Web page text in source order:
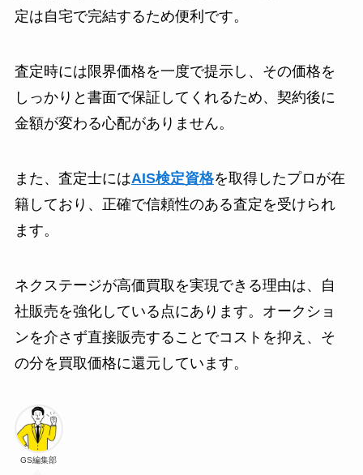
定は自宅で完結するため便利です。
査定時には限界価格を一度で提示し、その価格を
しっかりと書面で保証してくれるため、契約後に
金額が変わる心配がありません。
また、査定士にはAIS検定資格を取得したプロが在
籍しており、正確で信頼性のある査定を受けられ
ます。
ネクステージが高価買取を実現できる理由は、自
社販売を強化している点にあります。オークショ
ンを介さず直接販売することでコストを抑え、そ
の分を買取価格に還元しています。
GS編集部